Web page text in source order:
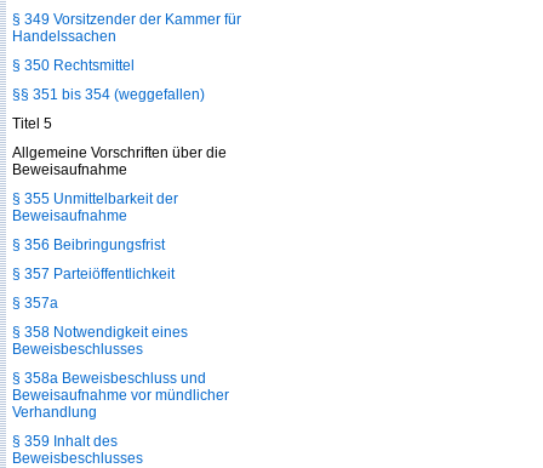
§ 349 Vorsitzender der Kammer für
Handelssachen
§ 350 Rechtsmittel
§§ 351 bis 354 (weggefallen)
Titel 5
Allgemeine Vorschriften über die
Beweisaufnahme
§ 355 Unmittelbarkeit der
Beweisaufnahme
§ 356 Beibringungsfrist
§ 357 Parteiöffentlichkeit
§ 357a
§ 358 Notwendigkeit eines
Beweisbeschlusses
§ 358a Beweisbeschluss und
Beweisaufnahme vor mündlicher
Verhandlung
§ 359 Inhalt des
Beweisbeschlusses